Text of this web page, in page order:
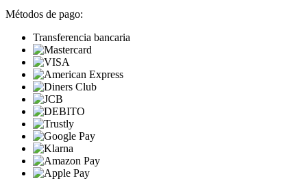
Métodos de pago:
Transferencia bancaria